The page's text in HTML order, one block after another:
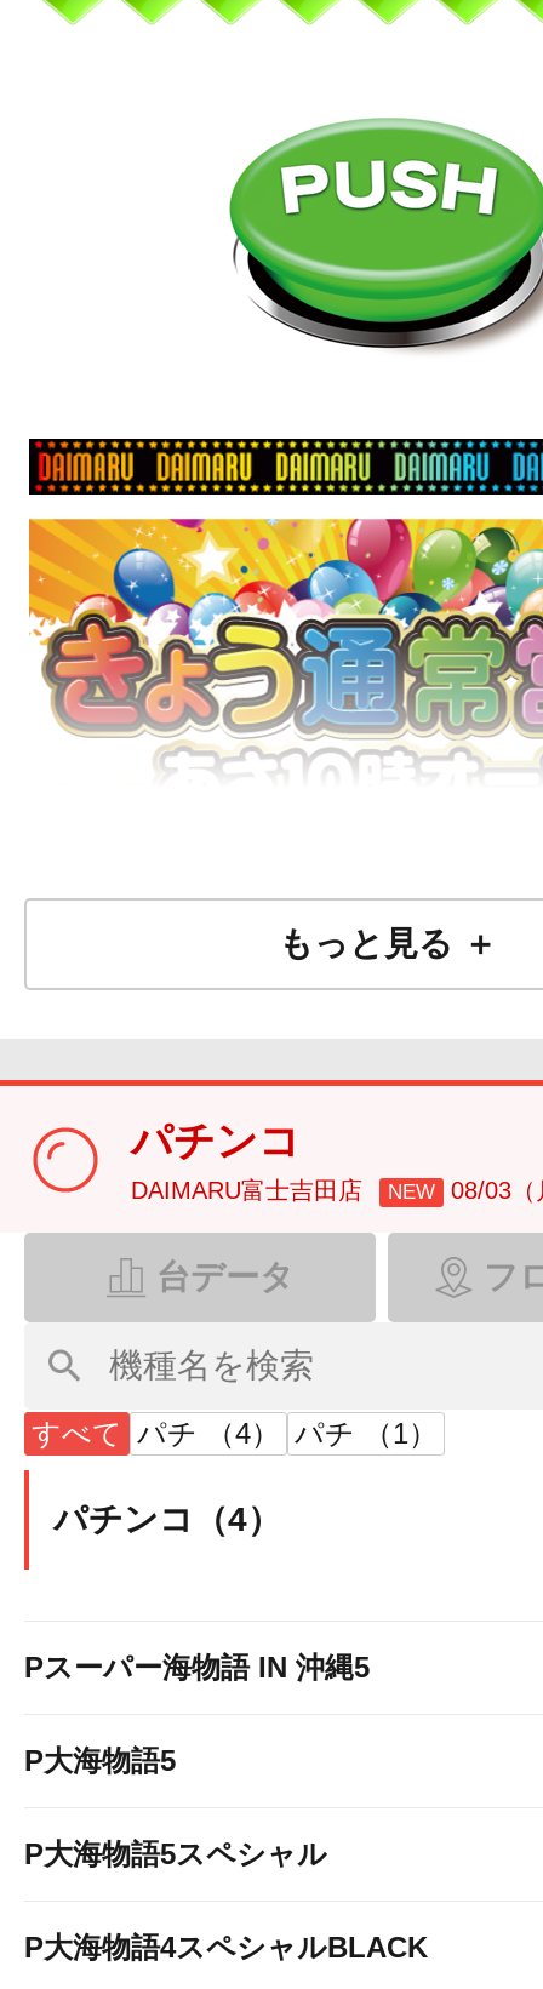
もっと見る ＋
パチンコ
DAIMARU富士吉田店 NEW 08/03（
台データ フ
すべて パチ （4） パチ （1）
パチンコ（4）
Pスーパー海物語 IN 沖縄5
P大海物語5
P大海物語5スペシャル
P大海物語4スペシャルBLACK